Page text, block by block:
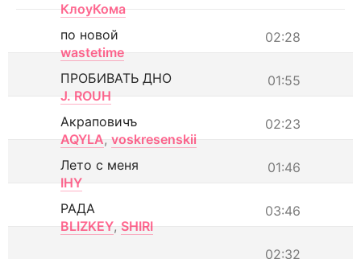
КлоуКома
02:28
по новой
wastetime
01:55
ПРОБИВАТЬ ДНО
J. ROUH
02:23
Акраповичъ
AQYLA, voskresenskii
01:46
Лето с меня
IHY
03:46
РАДА
BLIZKEY, SHIRI
02:32